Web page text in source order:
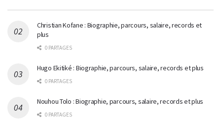
Christian Kofane : Biographie, parcours, salaire, records et
plus
0 PARTAGES
Hugo Ekitiké : Biographie, parcours, salaire, records et plus
0 PARTAGES
Nouhou Tolo : Biographie, parcours, salaire, records et plus
0 PARTAGES